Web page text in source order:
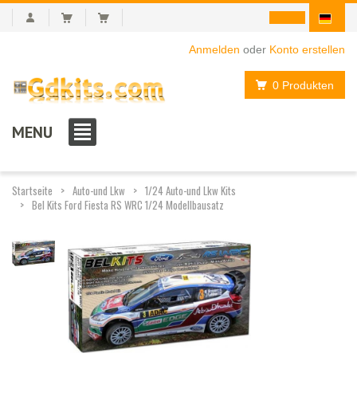
Anmelden oder Konto erstellen
0 Produkten
MENU
Startseite Auto-und Lkw
1/24 Auto-und Lkw Kits
Bel Kits Ford Fiesta RS WRC 1/24 Modellbausatz